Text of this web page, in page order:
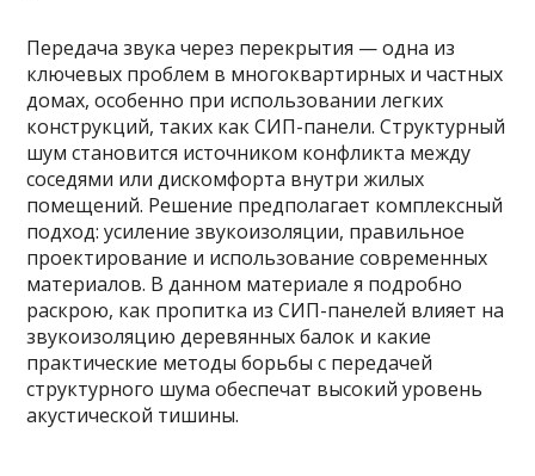
Передача звука через перекрытия — одна из
ключевых проблем в многоквартирных и частных
домах, особенно при использовании легких
конструкций, таких как СИП-панели. Структурный
шум становится источником конфликта между
соседями или дискомфорта внутри жилых
помещений. Решение предполагает комплексный
подход: усиление звукоизоляции, правильное
проектирование и использование современных
материалов. В данном материале я подробно
раскрою, как пропитка из СИП-панелей влияет на
звукоизоляцию деревянных балок и какие
практические методы борьбы с передачей
структурного шума обеспечат высокий уровень
акустической тишины.